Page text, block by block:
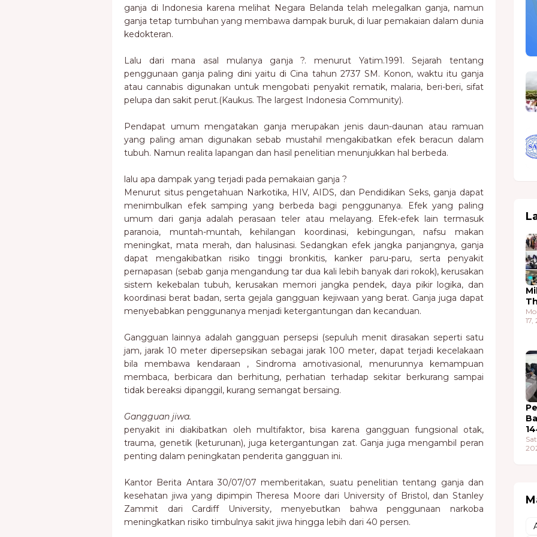
ganja di Indonesia karena melihat Negara Belanda telah melegalkan ganja, namun
ganja tetap tumbuhan yang membawa dampak buruk, di luar pemakaian dalam dunia
kedokteran.
Lalu dari mana asal mulanya ganja ?. menurut Yatim.1991. Sejarah tentang
penggunaan ganja paling dini yaitu di Cina tahun 2737 SM. Konon, waktu itu ganja
atau cannabis digunakan untuk mengobati penyakit rematik, malaria, beri-beri, sifat
pelupa dan sakit perut.(Kaukus. The largest Indonesia Community).
Pendapat umum mengatakan ganja merupakan jenis daun-daunan atau ramuan
yang paling aman digunakan sebab mustahil mengakibatkan efek beracun dalam
tubuh. Namun realita lapangan dan hasil penelitian menunjukkan hal berbeda.
lalu apa dampak yang terjadi pada pemakaian ganja ?
Menurut situs pengetahuan Narkotika, HIV, AIDS, dan Pendidikan Seks, ganja dapat
menimbulkan efek samping yang berbeda bagi penggunanya. Efek yang paling
umum dari ganja adalah perasaan teler atau melayang. Efek-efek lain termasuk
paranoia, muntah-muntah, kehilangan koordinasi, kebingungan, nafsu makan
meningkat, mata merah, dan halusinasi. Sedangkan efek jangka panjangnya, ganja
dapat mengakibatkan risiko tinggi bronkitis, kanker paru-paru, serta penyakit
pernapasan (sebab ganja mengandung tar dua kali lebih banyak dari rokok), kerusakan
sistem kekebalan tubuh, kerusakan memori jangka pendek, daya pikir logika, dan
koordinasi berat badan, serta gejala gangguan kejiwaan yang berat. Ganja juga dapat
menyebabkan penggunanya menjadi ketergantungan dan kecanduan.
Gangguan lainnya adalah gangguan persepsi (sepuluh menit dirasakan seperti satu
jam, jarak 10 meter dipersepsikan sebagai jarak 100 meter, dapat terjadi kecelakaan
bila membawa kendaraan , Sindroma amotivasional, menurunnya kemampuan
membaca, berbicara dan berhitung, perhatian terhadap sekitar berkurang sampai
tidak bereaksi dipanggil, kurang semangat bersaing.
Gangguan jiwa.
penyakit ini diakibatkan oleh multifaktor, bisa karena gangguan fungsional otak,
trauma, genetik (keturunan), juga ketergantungan zat. Ganja juga mengambil peran
penting dalam peningkatan penderita gangguan ini.
Kantor Berita Antara 30/07/07 memberitakan, suatu penelitian tentang ganja dan
kesehatan jiwa yang dipimpin Theresa Moore dari University of Bristol, dan Stanley
Zammit dari Cardiff University, menyebutkan bahwa penggunaan narkoba
meningkatkan risiko timbulnya sakit jiwa hingga lebih dari 40 persen.
17,